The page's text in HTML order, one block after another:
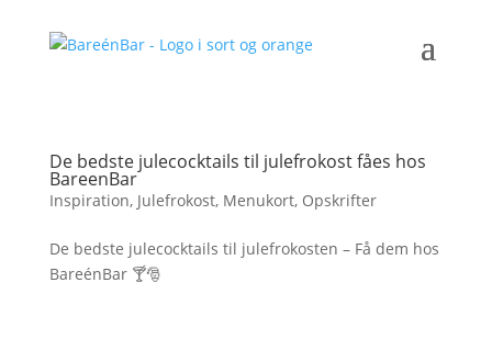
De bedste julecocktails til julefrokost fåes hos
BareenBar
Inspiration, Julefrokost, Menukort, Opskrifter
De bedste julecocktails til julefrokosten – Få dem hos
BareénBar 🍸🎅